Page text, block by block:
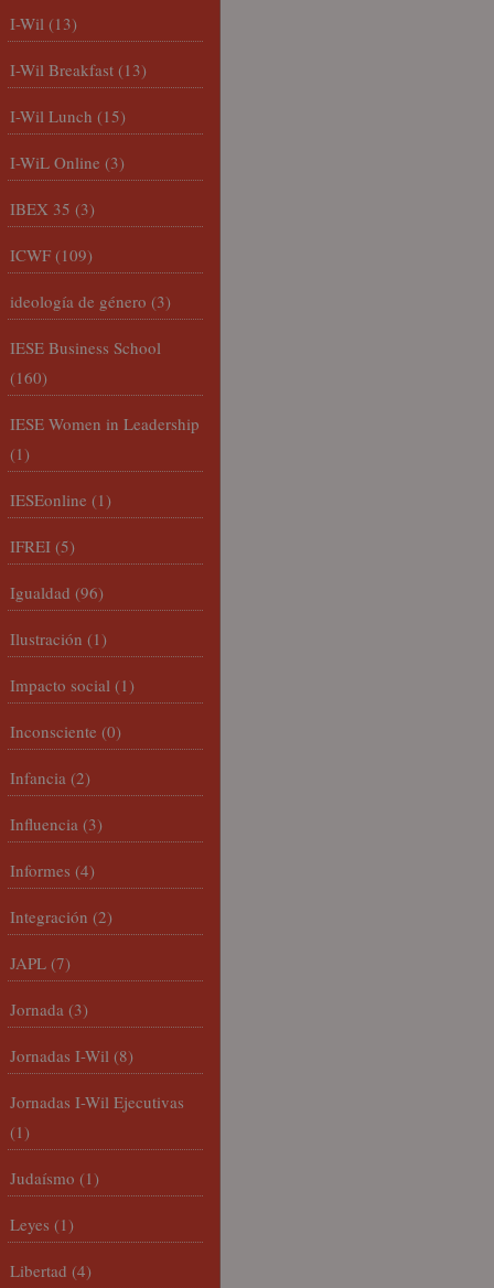
I-Wil (13)
I-Wil Breakfast (13)
I-Wil Lunch (15)
I-WiL Online (3)
IBEX 35 (3)
ICWF (109)
ideología de género (3)
IESE Business School
(160)
IESE Women in Leadership
(1)
IESEonline (1)
IFREI (5)
Igualdad (96)
Ilustración (1)
Impacto social (1)
Inconsciente (0)
Infancia (2)
Influencia (3)
Informes (4)
Integración (2)
JAPL (7)
Jornada (3)
Jornadas I-Wil (8)
Jornadas I-Wil Ejecutivas
(1)
Judaísmo (1)
Leyes (1)
Libertad (4)